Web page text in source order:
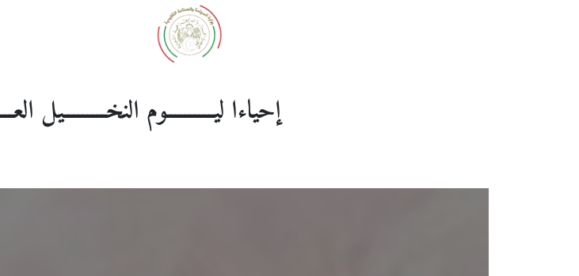
إحياءا ليــــــــــوم النخـــــــــيل